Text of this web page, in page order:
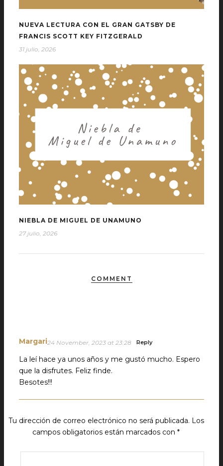
NUEVA LECTURA CON EL GRAN GATSBY DE
FRANCIS SCOTT KEY FITZGERALD
31 julio, 2026
NIEBLA DE MIGUEL DE UNAMUNO
27 julio, 2026
COMMENT
Margari24 November, 2023 at 23:28 Reply
La leí hace ya unos años y me gustó mucho. Espero
que la disfrutes. Feliz finde.
Besotes!!!
Tu dirección de correo electrónico no será publicada. Los
campos obligatorios están marcados con*